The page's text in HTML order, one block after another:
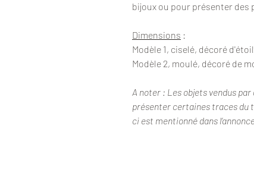
bijoux ou pour présenter des
Dimensions :
Modèle 1, ciselé, décoré
Modèle 2, moulé, décoré de
A noter : Les objets vendus
présenter certaines traces du
ci est mentionné dans